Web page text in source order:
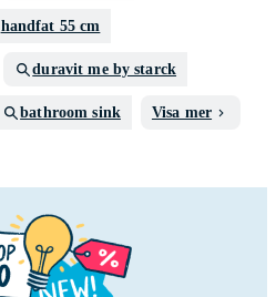
handfat 55 cm
duravit me by starck
bathroom sink Visa mer